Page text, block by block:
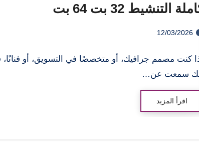
التنشيط 32 بت 64 بت
12/03/2026
كنت مصمم جرافيك، أو متخصصًا في التسويق، أو
سمعت عن…
اقرأ المزيد